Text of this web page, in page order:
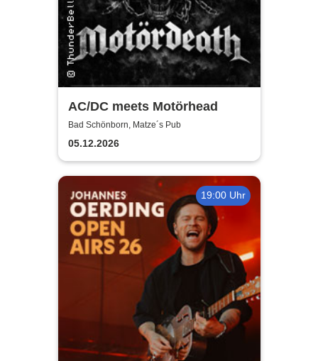
AC/DC meets Motörhead
Bad Schönborn, Matze´s Pub
05.12.2026
19:00 Uhr